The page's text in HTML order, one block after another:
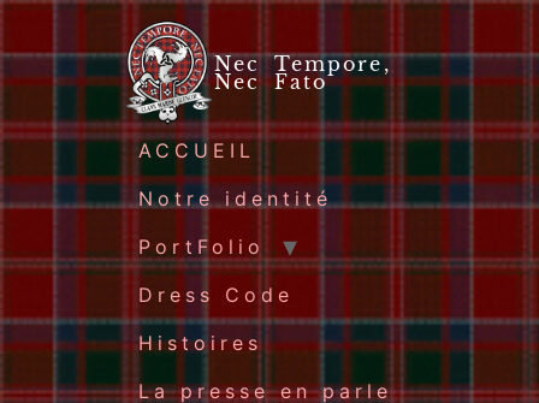
Nec Tempore,
Nec Fato
ACCUEIL
Notre identité
PortFolio
Dress Code
Histoires
La presse en parle